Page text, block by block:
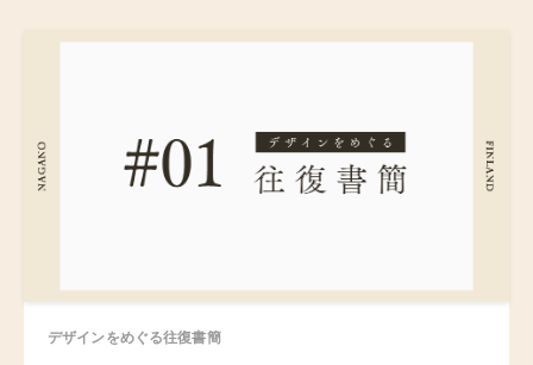
デザインをめぐる往復書簡